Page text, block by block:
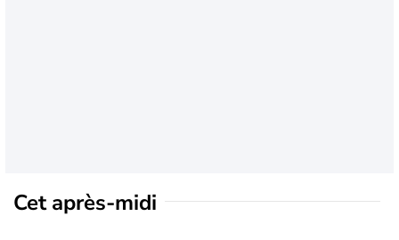
Cet après-midi